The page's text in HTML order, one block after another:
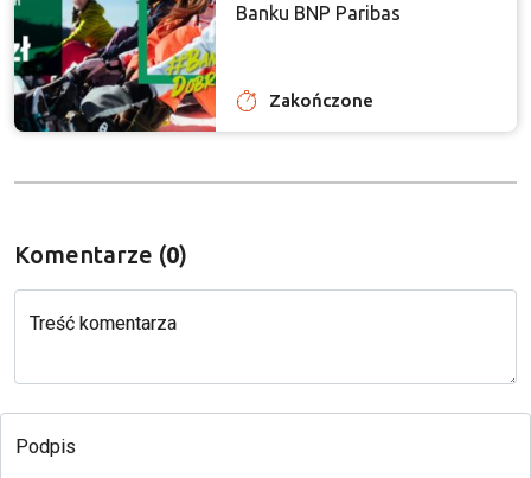
Banku BNP Paribas
Zakończone
Komentarze (0)
Treść komentarza
Podpis